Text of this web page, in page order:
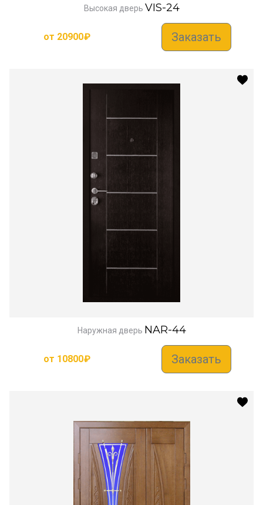
Высокая дверь VIS-24
от 20900₽ Заказать
Наружная дверь NAR-44
от 10800₽ Заказать